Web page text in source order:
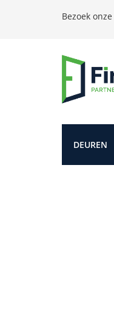
Bezoek onze
DEUREN